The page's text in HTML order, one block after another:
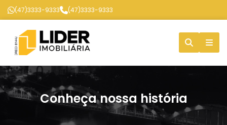
(47)3333-9333 (47)3333-9333
Conheça nossa história